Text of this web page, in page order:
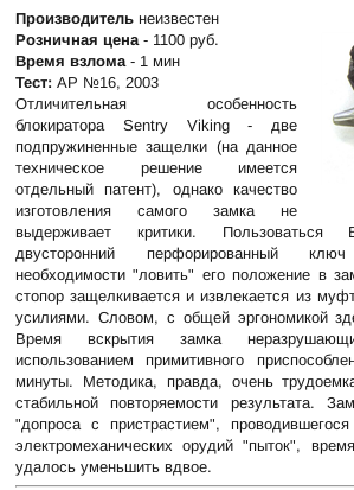
Производитель неизвестен
Розничная цена - 1100 руб.
Время взлома - 1 мин
Тест: АР №16, 2003
Отличительная особенность
блокиратора Sentry Viking - две
подпружиненные защелки (на данное
техническое решение имеется
отдельный патент), однако качество
изготовления самого замка не
выдерживает критики. Пользоваться
двусторонний перфорированный
необходимости "ловить" его положение в
стопор защелкивается и извлекается из
усилиями. Словом, с общей эргономикой
Время вскрытия замка
использованием примитивного
минуты. Методика, правда, очень
стабильной повторяемости результата.
"допроса с пристрастием",
электромеханических орудий "пыток",
удалось уменьшить вдвое.